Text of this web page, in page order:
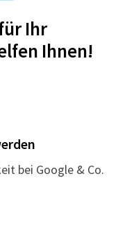
Ihr
Ihnen!
bei Google & Co.